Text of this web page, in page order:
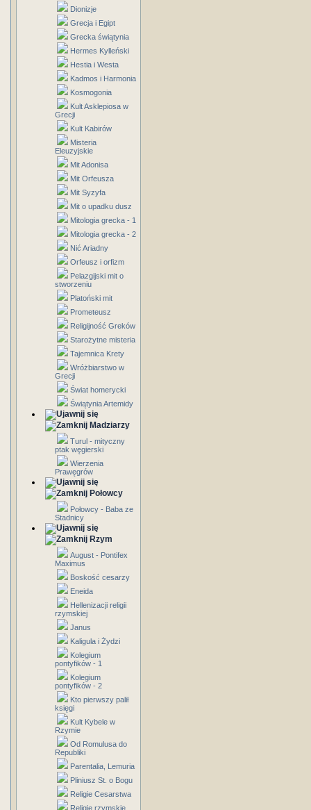
Dionizje
Grecja i Egipt
Grecka świątynia
Hermes Kylleński
Hestia i Westa
Kadmos i Harmonia
Kosmogonia
Kult Asklepiosa w
Grecji
Kult Kabirów
Misteria
Eleuzyjskie
Mit Adonisa
Mit Orfeusza
Mit Syzyfa
Mit o upadku dusz
Mitologia grecka - 1
Mitologia grecka - 2
Nić Ariadny
Orfeusz i orfizm
Pelazgijski mit o
stworzeniu
Platoński mit
Prometeusz
Religijność Greków
Starożytne misteria
Tajemnica Krety
Wróżbiarstwo w
Grecji
Świat homerycki
Świątynia Artemidy
Madziarzy
Turul - mityczny
ptak węgierski
Wierzenia
Prawęgrów
Połowcy
Połowcy - Baba ze
Stadnicy
Rzym
August - Pontifex
Maximus
Boskość cesarzy
Eneida
Hellenizacji religii
rzymskiej
Janus
Kaligula i Żydzi
Kolegium
pontyfików - 1
Kolegium
pontyfików - 2
Kto pierwszy palił
księgi
Kult Kybele w
Rzymie
Od Romulusa do
Republiki
Parentalia, Lemuria
Pliniusz St. o Bogu
Religie Cesarstwa
Religie rzymskie